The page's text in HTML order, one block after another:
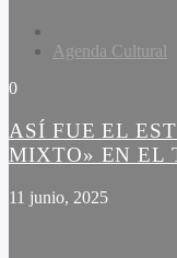
Agenda Cultural
0
ASÍ FUE EL
MIXTO» EN EL
11 junio, 2025